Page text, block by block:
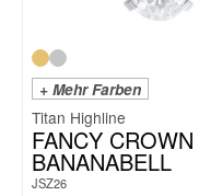
+ Mehr Farben
Titan Highline
FANCY CROWN
BANANABELL
JSZ26